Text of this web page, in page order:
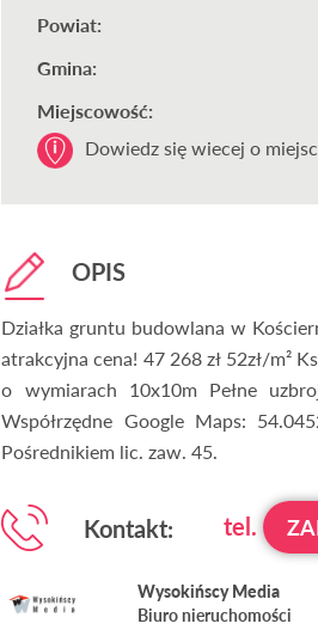
Powiat:
Gmina:
Miejscowość:
Dowiedz się wiecej o
OPIS
Działka gruntu budowlana w
atrakcyjna cena! 47 268 zł 52zł/m²
o wymiarach 10x10m Pełne
Współrzędne Google Maps:
Pośrednikiem lic. zaw. 45.
Kontakt: tel.
Wysokińscy Media
Biuro nieruchomości